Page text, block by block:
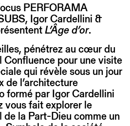
PERFORAMA
Igor Cardellini &
L’Âge d’or.
pénétrez au cœur du
pour une visite
qui révèle sous un jour
de l’architecture
formé par Igor Cardellini
vous fait explorer le
la Part-Dieu comme un